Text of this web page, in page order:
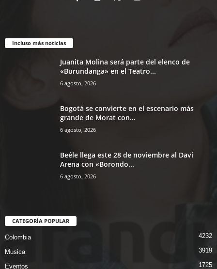
Incluso más noticias
Juanita Molina será parte del elenco de
«Burundanga» en el Teatro...
6 agosto, 2026
Bogotá se convierte en el escenario más
grande de Morat con...
6 agosto, 2026
Beéle llega este 28 de noviembre al Davi
Arena con «Borondo...
6 agosto, 2026
CATEGORÍA POPULAR
Colombia 4232
Musica 3919
Eventos 1725